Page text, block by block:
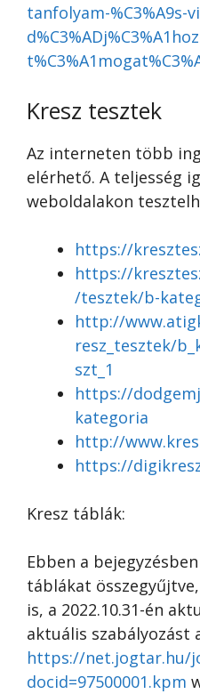
tanfolyam-%C3%A9s-
Kresz tesztek
Az interneten több
elérhető. A teljesség
weboldalakon
https://
https://
/tesztek/b-
http://
resz_tesztek/
szt_1
https://
kategoria
http://
https://
Kresz táblák:
Ebben a
táblákat
is, a 2022.10.31-én
aktuális szabályozást
https://net.jogtar.hu/
docid=97500001.kpm